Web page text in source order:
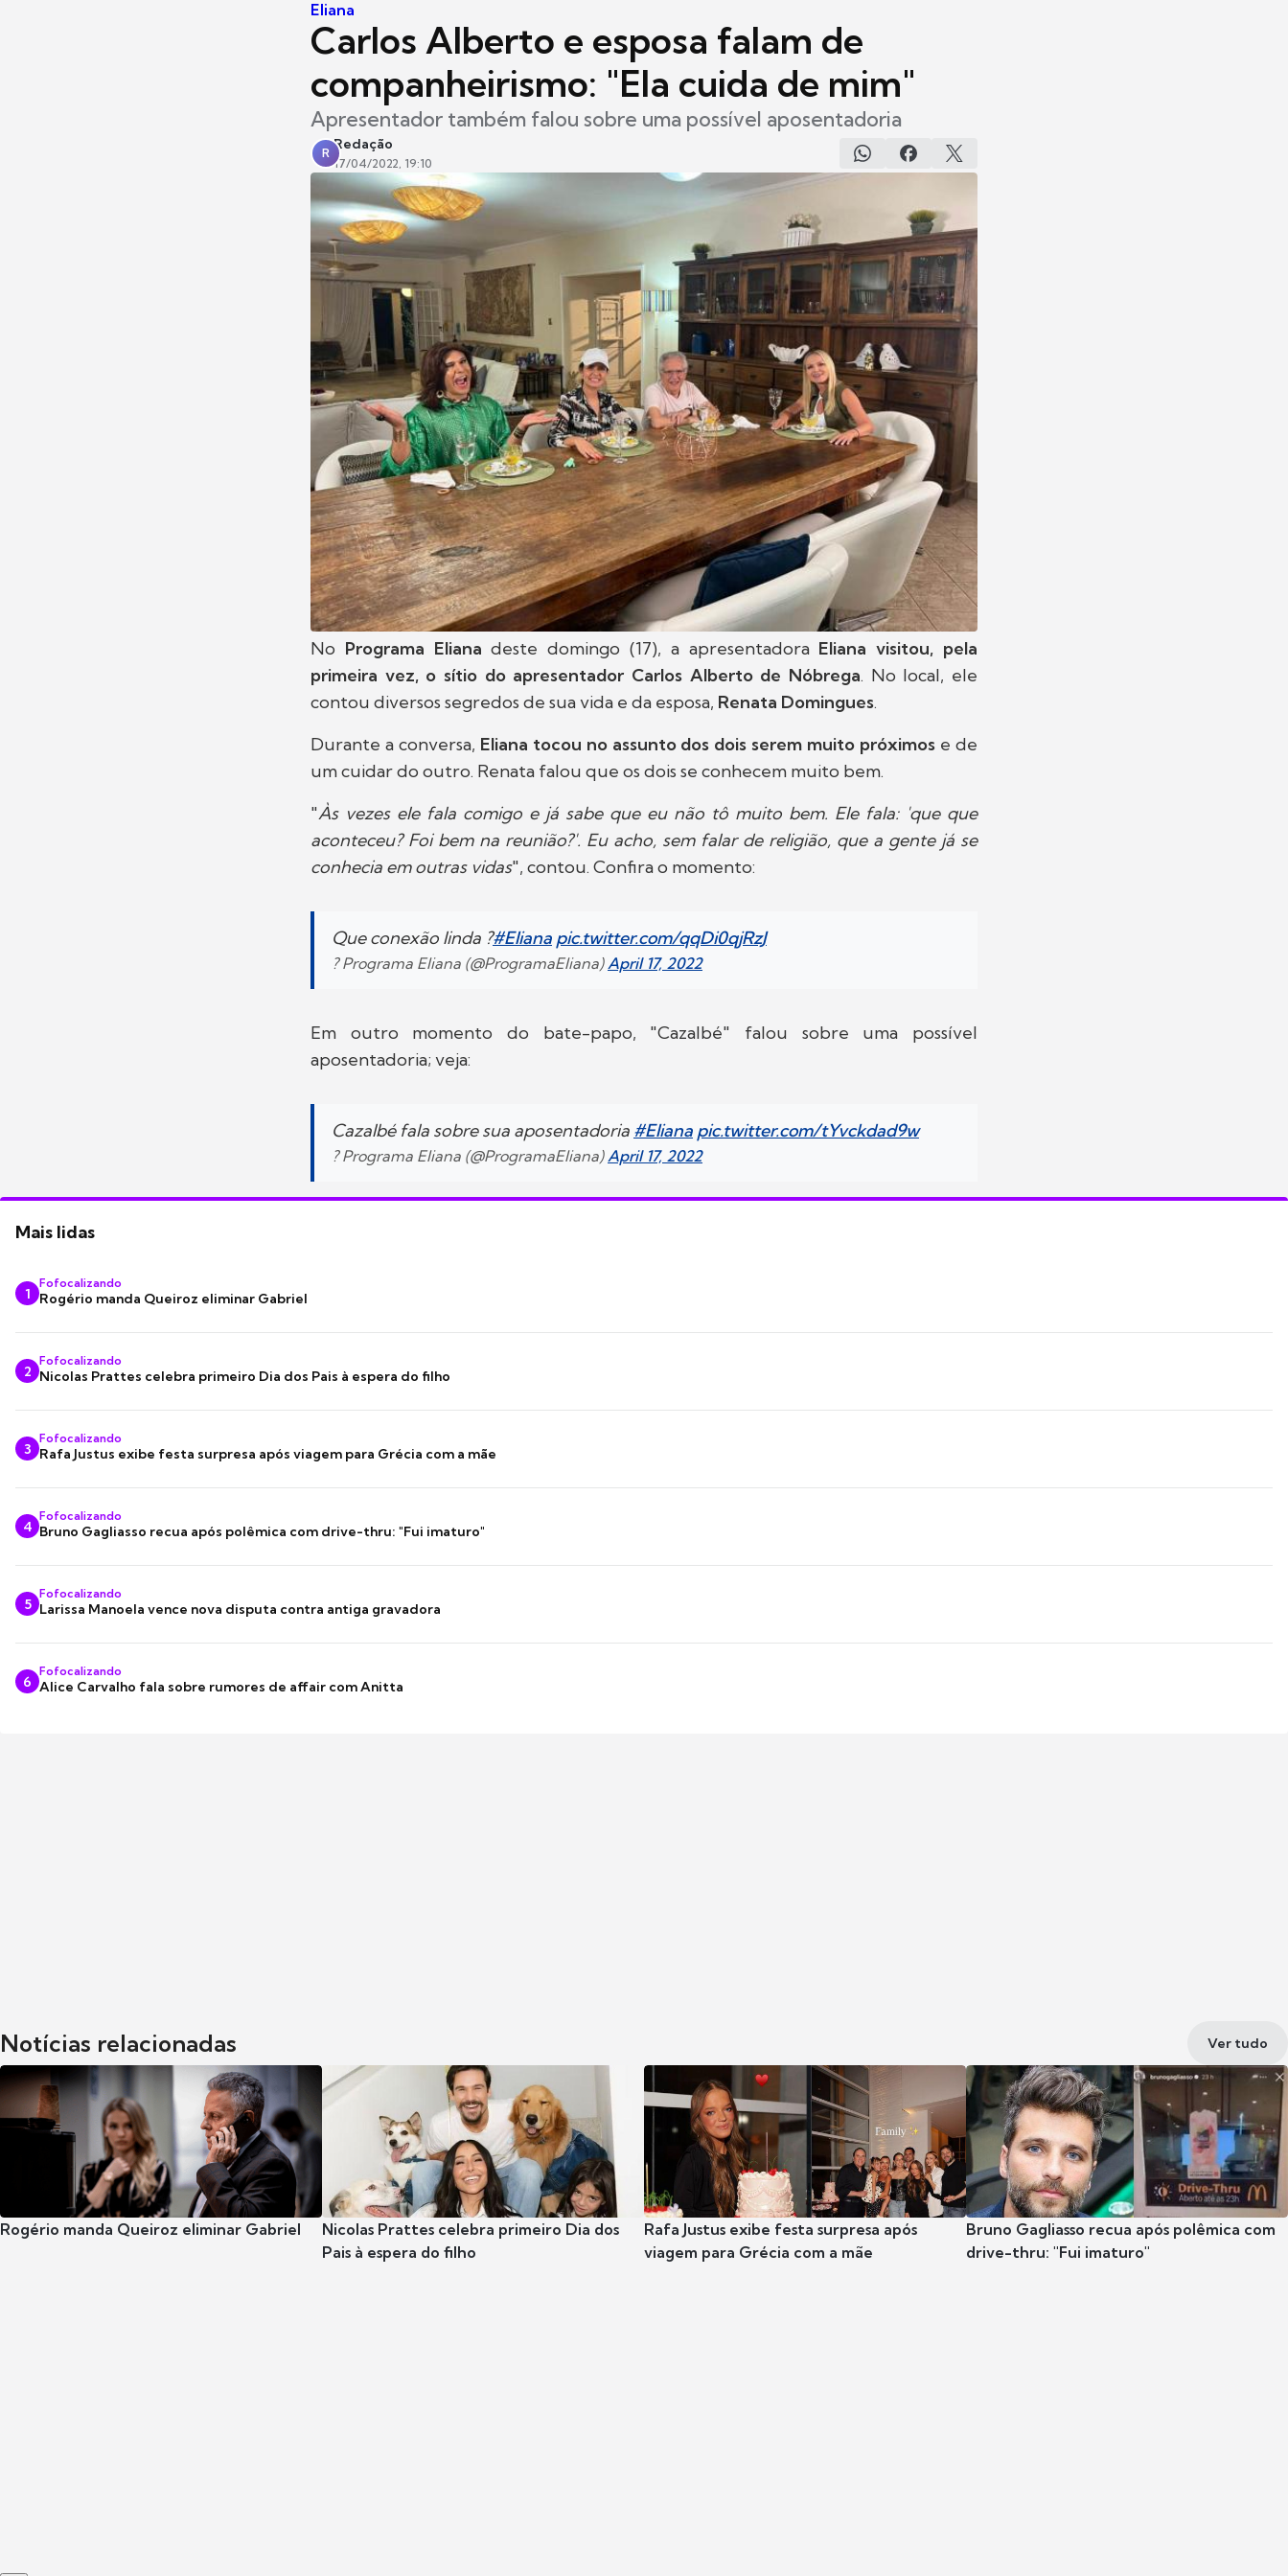
Eliana
Carlos Alberto e esposa falam de
companheirismo: "Ela cuida de mim"
Apresentador também falou sobre uma possível aposentadoria
R
Redação
17/04/2022, 19:10
No Programa Eliana deste domingo (17), a apresentadora Eliana visitou, pela
primeira vez, o sítio do apresentador Carlos Alberto de Nóbrega. No local, ele
contou diversos segredos de sua vida e da esposa, Renata Domingues.
Durante a conversa, Eliana tocou no assunto dos dois serem muito próximos e de
um cuidar do outro. Renata falou que os dois se conhecem muito bem.
"Às vezes ele fala comigo e já sabe que eu não tô muito bem. Ele fala: 'que que
aconteceu? Foi bem na reunião?'. Eu acho, sem falar de religião, que a gente já se
conhecia em outras vidas", contou. Confira o momento:
Que conexão linda ?#Eliana pic.twitter.com/qqDi0qjRzJ
? Programa Eliana (@ProgramaEliana) April 17, 2022
Em outro momento do bate-papo, "Cazalbé" falou sobre uma possível
aposentadoria; veja:
Cazalbé fala sobre sua aposentadoria #Eliana pic.twitter.com/tYvckdad9w
? Programa Eliana (@ProgramaEliana) April 17, 2022
Mais lidas
1
Fofocalizando
Rogério manda Queiroz eliminar Gabriel
2
Fofocalizando
Nicolas Prattes celebra primeiro Dia dos Pais à espera do filho
3
Fofocalizando
Rafa Justus exibe festa surpresa após viagem para Grécia com a mãe
4
Fofocalizando
Bruno Gagliasso recua após polêmica com drive-thru: "Fui imaturo"
5
Fofocalizando
Larissa Manoela vence nova disputa contra antiga gravadora
6
Fofocalizando
Alice Carvalho fala sobre rumores de affair com Anitta
Notícias relacionadas Ver tudo
Rogério manda Queiroz eliminar Gabriel
Nicolas Prattes celebra primeiro Dia dos
Pais à espera do filho
Rafa Justus exibe festa surpresa após
viagem para Grécia com a mãe
Bruno Gagliasso recua após polêmica com
drive-thru: "Fui imaturo"